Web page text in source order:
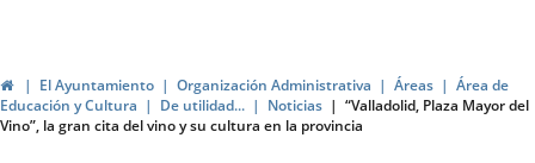
InicioEl Ayuntamiento Organización Administrativa Áreas
Área de
Educación y Cultura
De utilidad... Noticias
“Valladolid, Plaza Mayor del
Vino”, la gran cita del vino y su cultura en la provincia